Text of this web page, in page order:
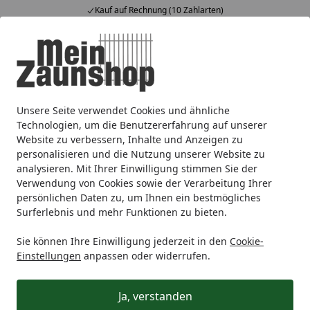
Unsere Seite verwendet Cookies und ähnliche
Technologien, um die Benutzererfahrung auf unserer
Website zu verbessern, Inhalte und Anzeigen zu
personalisieren und die Nutzung unserer Website zu
analysieren. Mit Ihrer Einwilligung stimmen Sie der
Verwendung von Cookies sowie der Verarbeitung Ihrer
persönlichen Daten zu, um Ihnen ein bestmögliches
Surferlebnis und mehr Funktionen zu bieten.
Sie können Ihre Einwilligung jederzeit in den Cookie-
Einstellungen anpassen oder widerrufen.
Ja, verstanden
Kauf auf Rechnung (10 Zahlarten)
Alle Produkte
Mein Konto
Suchen
Startseite
Zaunmarken T&J T&J Metallzäune T&J Tore
Zubehör für T&J BASIC Doppelstab-
Doppeltor
Ihre Artikelübersicht
Kategorien
5 Artikel gefunden